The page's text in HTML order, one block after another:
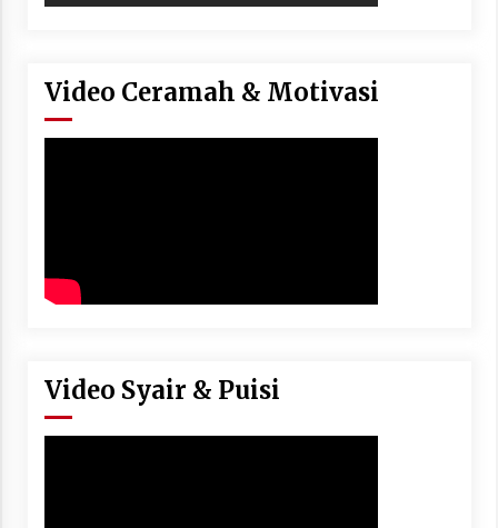
Video Ceramah & Motivasi
Video Syair & Puisi